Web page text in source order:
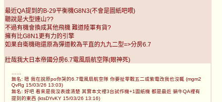
最近QA提到的B-29平衡機G8N3(不會是圖紙吧喂)
聽說是大型連山??
不過有機會換成其他飛機 難道陸軍有貨?
擁有比G8N1更有力的引擎
如果自衛機砲還原為彈道較為平直的九九二型=>分房6.7
壯哉我大日本帝國分房6.7電風扇航空隊(眼神死)
無名: 嗯 我在說原po你哭的6.7電風扇航空隊 你要扯零戰五二或紫電改我也沒輒 (mgm2
QvRg 15/03/26 13:03)
無名: 好吧 看來是我沒表達清楚 其實本文裡3台試作機+1圖紙機 都是最近 蝸牛QA裡有
提到的東西 (ktsDYvKY 15/03/26 13:16)